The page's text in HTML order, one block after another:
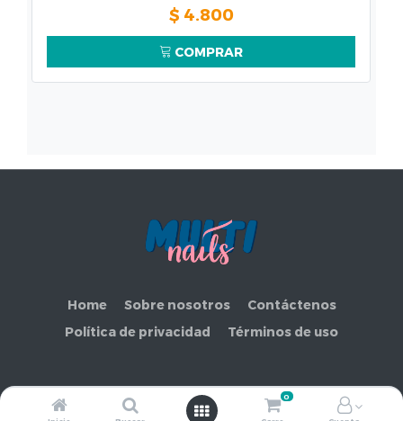
0
$ 4.800
COMPRAR
Home Sobre nosotros
Contáctenos
Política de privacidad
Términos de uso
Copyright ©COMERCIAL MAKEMORE LIMITADA